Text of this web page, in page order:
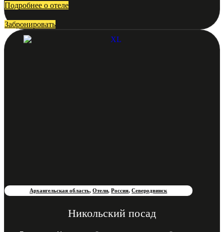
Подробнее о отеле
Забронировать
Архангельская область,Отели,Россия,Северодвинск
Никольский посад